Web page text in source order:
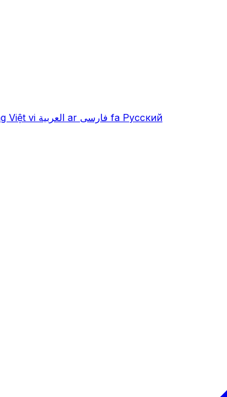
Việt vi العربية ar فارسی fa Русский